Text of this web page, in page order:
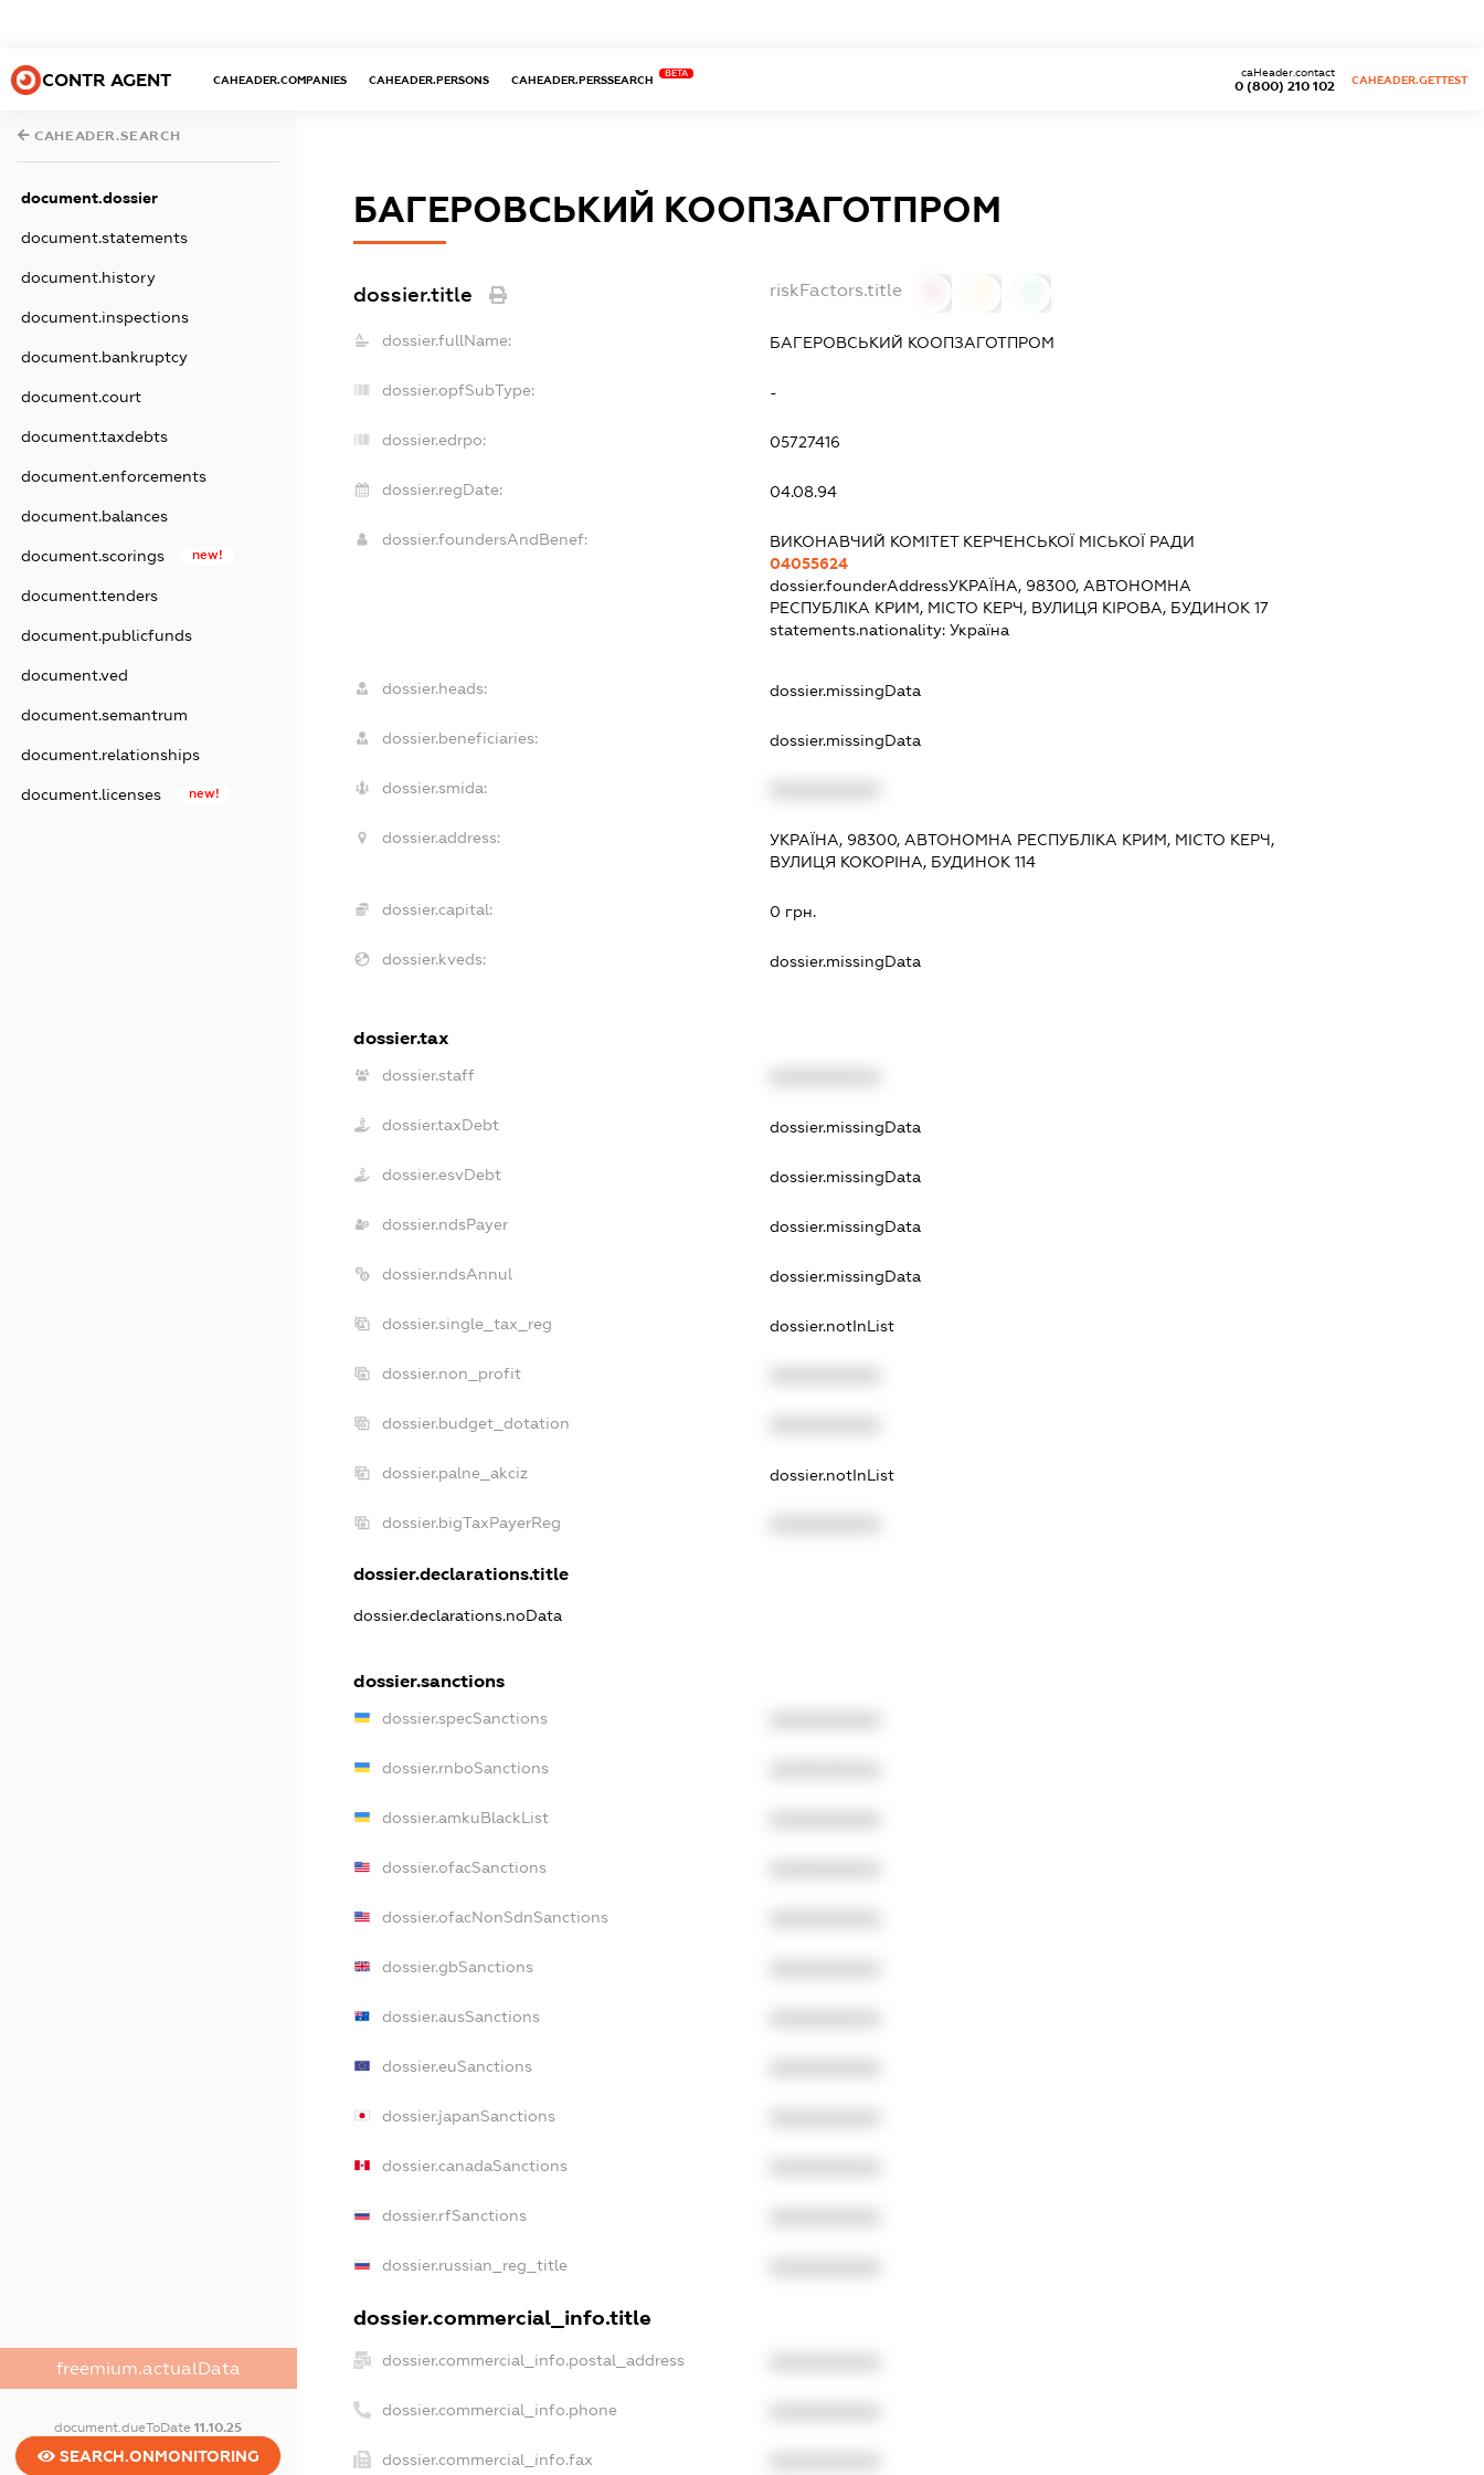
CONTR AGENT CAHEADER.COMPANIES CAHEADER.PERSONS CAHEADER.PERSSEARCH
BETA
0 (800) 210 102
caHeader.contact
CAHEADER.GETTEST
CAHEADER.SEARCH
document.dossier
document.statements
document.history
document.inspections
document.bankruptcy
document.court
document.taxdebts
document.enforcements
document.balances
document.scorings new!
document.tenders
document.publicfunds
document.ved
document.semantrum
document.relationships
document.licenses new!
freemium.actualData
document.dueToDate11.10.25
SEARCH.ONMONITORING
БАГЕРОВСЬКИЙ КООПЗАГОТПРОМ
dossier.title riskFactors.title
dossier.fullName: БАГЕРОВСЬКИЙ КООПЗАГОТПРОМ
dossier.opfSubType: -
dossier.edrpo: 05727416
dossier.regDate: 04.08.94
dossier.foundersAndBenef:
ВИКОНАВЧИЙ КОМІТЕТ КЕРЧЕНСЬКОЇ МІСЬКОЇ РАДИ
04055624
dossier.founderAddressУКРАЇНА, 98300, АВТОНОМНА
РЕСПУБЛІКА КРИМ, МІСТО КЕРЧ, ВУЛИЦЯ КІРОВА, БУДИНОК 17
statements.nationality:Україна
dossier.heads: dossier.missingData
dossier.beneficiaries: dossier.missingData
dossier.smida:
dossier.address:
УКРАЇНА, 98300, АВТОНОМНА РЕСПУБЛІКА КРИМ, МІСТО КЕРЧ,
ВУЛИЦЯ КОКОРІНА, БУДИНОК 114
dossier.capital: 0 грн.
dossier.kveds: dossier.missingData
dossier.tax
dossier.staff
dossier.taxDebt dossier.missingData
dossier.esvDebt dossier.missingData
dossier.ndsPayer dossier.missingData
dossier.ndsAnnul dossier.missingData
dossier.single_tax_reg dossier.notInList
dossier.non_profit
dossier.budget_dotation
dossier.palne_akciz dossier.notInList
dossier.bigTaxPayerReg
dossier.declarations.title
dossier.declarations.noData
dossier.sanctions
dossier.specSanctions
dossier.rnboSanctions
dossier.amkuBlackList
dossier.ofacSanctions
dossier.ofacNonSdnSanctions
dossier.gbSanctions
dossier.ausSanctions
dossier.euSanctions
dossier.japanSanctions
dossier.canadaSanctions
dossier.rfSanctions
dossier.russian_reg_title
dossier.commercial_info.title
dossier.commercial_info.postal_address
dossier.commercial_info.phone
dossier.commercial_info.fax